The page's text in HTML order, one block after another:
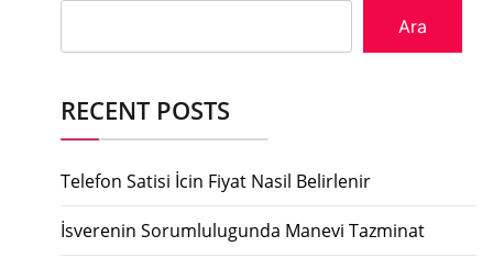
Ara
RECENT POSTS
Telefon Satisi İcin Fiyat Nasil Belirlenir
İsverenin Sorumlulugunda Manevi Tazminat